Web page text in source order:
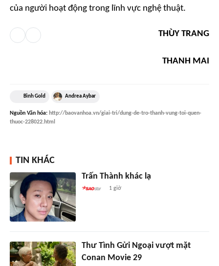
của người hoạt động trong lĩnh vực nghệ thuật.
THÙY TRANG
THANH MAI
Bình Gold Andrea Aybar
Nguồn Văn hóa: http://baovanhoa.vn/giai-tri/dung-de-tro-thanh-vung-toi-quen-
thuoc-228022.html
TIN KHÁC
Trấn Thành khác lạ
1 giờ
Thư Tình Gửi Ngoại vượt mặt
Conan Movie 29